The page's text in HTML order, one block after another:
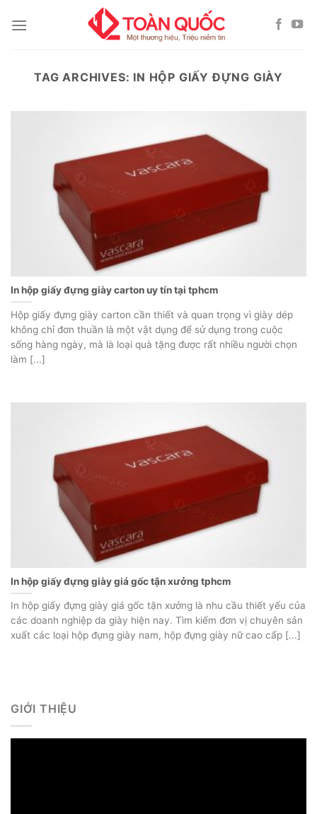
TAG ARCHIVES: IN HỘP GIẤY ĐỰNG GIÀY
In hộp giấy đựng giày carton uy tín tại tphcm
Hộp giấy đựng giày carton cần thiết và quan trọng vì giày dép
không chỉ đơn thuần là một vật dụng để sử dụng trong cuộc
sống hàng ngày, mà là loại quà tặng được rất nhiều người chọn
làm [...]
In hộp giấy đựng giày giá gốc tận xưởng tphcm
In hộp giấy đựng giày giá gốc tận xưởng là nhu cầu thiết yếu của
các doanh nghiệp da giày hiện nay. Tìm kiếm đơn vị chuyên sản
xuất các loại hộp đựng giày nam, hộp đựng giày nữ cao cấp [...]
GIỚI THIỆU